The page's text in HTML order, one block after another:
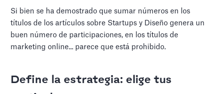
Si bien se ha demostrado que sumar números en los
títulos de los artículos sobre Startups y Diseño genera un
buen número de participaciones, en los títulos de
marketing online... parece que está prohibido.
Define la estrategia: elige tus